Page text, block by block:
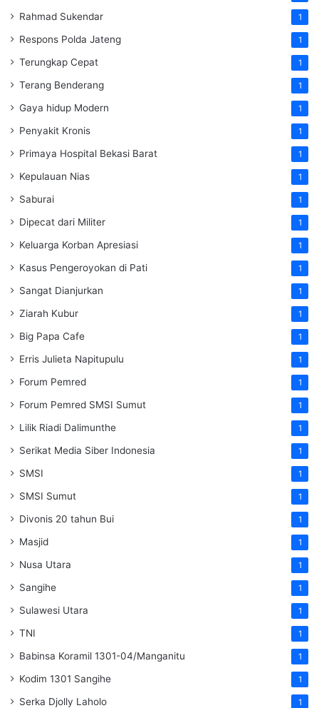
Rahmad Sukendar 1
Respons Polda Jateng 1
Terungkap Cepat 1
Terang Benderang 1
Gaya hidup Modern 1
Penyakit Kronis 1
Primaya Hospital Bekasi Barat 1
Kepulauan Nias 1
Saburai 1
Dipecat dari Militer 1
Keluarga Korban Apresiasi 1
Kasus Pengeroyokan di Pati 1
Sangat Dianjurkan 1
Ziarah Kubur 1
Big Papa Cafe 1
Erris Julieta Napitupulu 1
Forum Pemred 1
Forum Pemred SMSI Sumut 1
Lilik Riadi Dalimunthe 1
Serikat Media Siber Indonesia 1
SMSI 1
SMSI Sumut 1
Divonis 20 tahun Bui 1
Masjid 1
Nusa Utara 1
Sangihe 1
Sulawesi Utara 1
TNI 1
Babinsa Koramil 1301-04/Manganitu 1
Kodim 1301 Sangihe 1
Serka Djolly Laholo 1